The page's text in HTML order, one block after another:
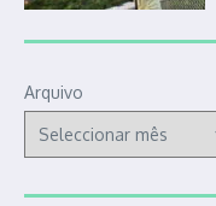
Arquivo